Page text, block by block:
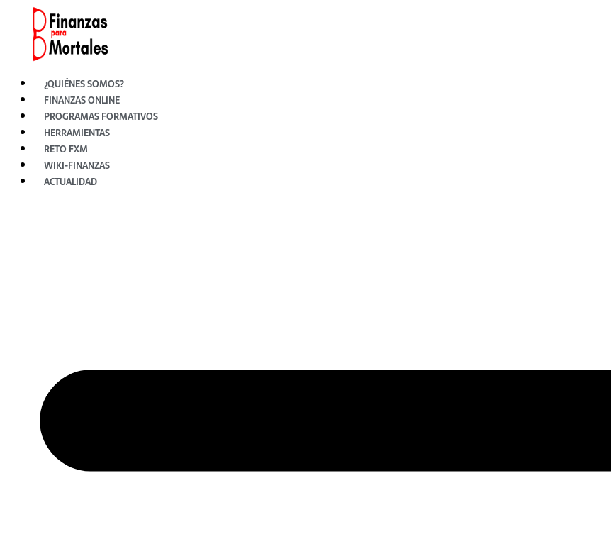
contenido
¿QUIÉNES SOMOS?
FINANZAS ONLINE
PROGRAMAS FORMATIVOS
HERRAMIENTAS
RETO FXM
WIKI-FINANZAS
ACTUALIDAD